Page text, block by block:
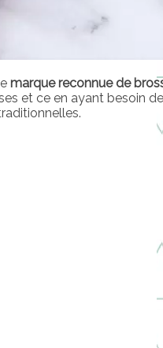
marque reconnue de
et ce en ayant besoin de